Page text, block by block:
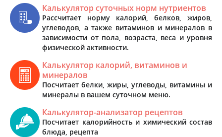
Калькулятор суточных норм нутриентов
Рассчитает норму калорий, белков, жиров,
углеводов, а также витаминов и минералов в
зависимости от пола, возраста, веса и уровня
физической активности.
Калькулятор калорий, витаминов и
минералов
Посчитает белки, жиры, углеводы, витамины и
минералы в вашем суточном меню.
Калькулятор-анализатор рецептов
Посчитает калорийность и химический состав
блюда, рецепта